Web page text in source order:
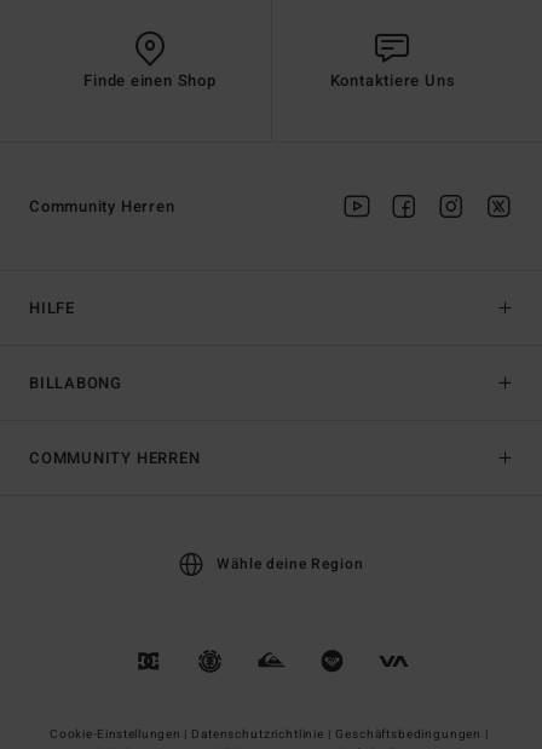
Finde einen Shop Kontaktiere Uns
HILFE
BILLABONG
Community Herren
COMMUNITY HERREN
Wähle deine Region
Cookie-Einstellungen | Datenschutzrichtlinie | Geschäftsbedingungen |